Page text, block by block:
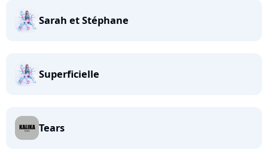
Sarah et Stéphane
Superficielle
Tears